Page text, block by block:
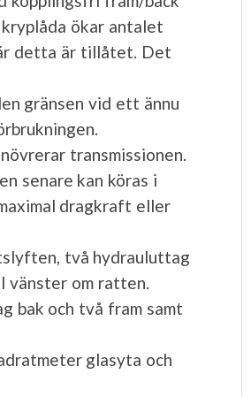
ökar antalet
detta är tillåtet. Det
gränsen vid ett ännu
transmissionen.
senare kan köras i
dragkraft eller
två hydrauluttag
vänster om ratten.
bak och två fram samt
glasyta och